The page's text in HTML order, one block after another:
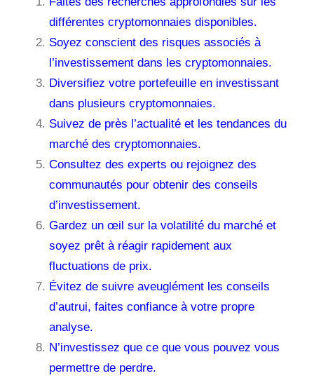
différentes cryptomonnaies disponibles.
Soyez conscient des risques associés à
l’investissement dans les cryptomonnaies.
Diversifiez votre portefeuille en investissant
dans plusieurs cryptomonnaies.
Suivez de près l’actualité et les tendances du
marché des cryptomonnaies.
Consultez des experts ou rejoignez des
communautés pour obtenir des conseils
d’investissement.
Gardez un œil sur la volatilité du marché et
soyez prêt à réagir rapidement aux
fluctuations de prix.
Évitez de suivre aveuglément les conseils
d’autrui, faites confiance à votre propre
analyse.
N’investissez que ce que vous pouvez vous
permettre de perdre.